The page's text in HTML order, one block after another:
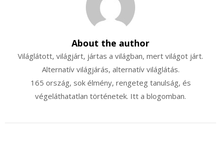
About the author
Világlátott, világjárt, jártas a világban, mert világot járt.
Alternatív világjárás, alternatív világlátás.
165 ország, sok élmény, rengeteg tanulság, és
végeláthatatlan történetek. Itt a blogomban.